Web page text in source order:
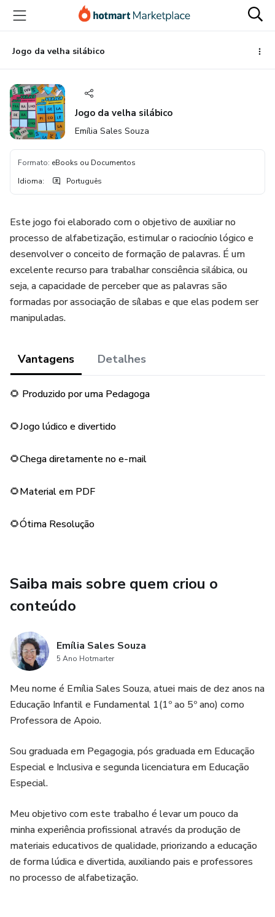
para
conteúdo
principal
para
pagamento
para
rodapé
Jogo da velha silábico
Jogo da velha silábico
Emília Sales Souza
Formato: eBooks ou Documentos
Idioma: Português
Este jogo foi elaborado com o objetivo de auxiliar no
processo de alfabetização, estimular o raciocínio lógico e
desenvolver o conceito de formação de palavras. É um
excelente recurso para trabalhar consciência silábica, ou
seja, a capacidade de perceber que as palavras são
formadas por associação de sílabas e que elas podem ser
manipuladas.
Vantagens Detalhes
🌻 Produzido por uma Pedagoga
🌻Jogo lúdico e divertido
🌻Chega diretamente no e-mail
🌻Material em PDF
🌻Ótima Resolução
Saiba mais sobre quem criou o
conteúdo
Emília Sales Souza
5 Ano Hotmarter
Meu nome é Emília Sales Souza, atuei mais de dez anos na
Educação Infantil e Fundamental 1(1º ao 5º ano) como
Professora de Apoio.
Sou graduada em Pegagogia, pós graduada em Educação
Especial e Inclusiva e segunda licenciatura em Educação
Especial.
Meu objetivo com este trabalho é levar um pouco da
minha experiência profissional através da produção de
materiais educativos de qualidade, priorizando a educação
de forma lúdica e divertida, auxiliando pais e professores
no processo de alfabetização.